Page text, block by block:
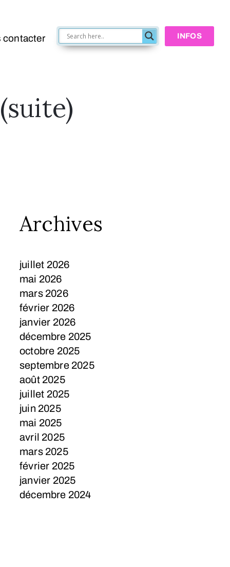
contacter INFOS
Archives
juillet 2026
mai 2026
mars 2026
février 2026
janvier 2026
décembre 2025
octobre 2025
septembre 2025
août 2025
juillet 2025
juin 2025
mai 2025
avril 2025
mars 2025
février 2025
janvier 2025
décembre 2024